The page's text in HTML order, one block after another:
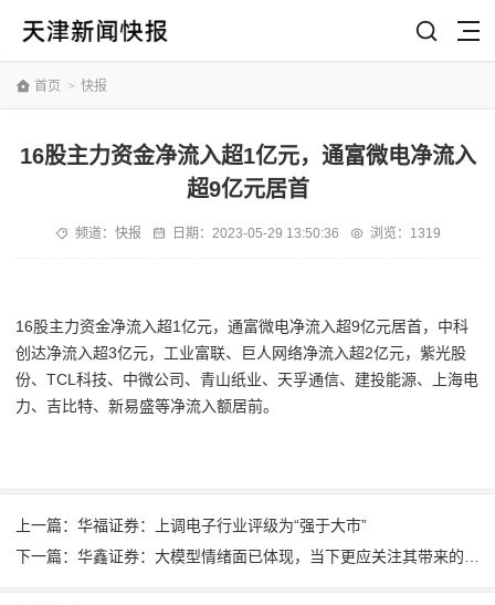
首页 > 快报
16股主力资金净流入超1亿元，通富微电净流入
超9亿元居首
频道： 快报 日期： 2023-05-29 13:50:36 浏览：1319
16股主力资金净流入超1亿元，通富微电净流入超9亿元居首，中科
创达净流入超3亿元，工业富联、巨人网络净流入超2亿元，紫光股
份、TCL科技、中微公司、青山纸业、天孚通信、建投能源、上海电
力、吉比特、新易盛等净流入额居前。
上一篇：华福证券：上调电子行业评级为“强于大市”
下一篇：华鑫证券：大模型情绪面已体现，当下更应关注其带来的垂类细分场景应用